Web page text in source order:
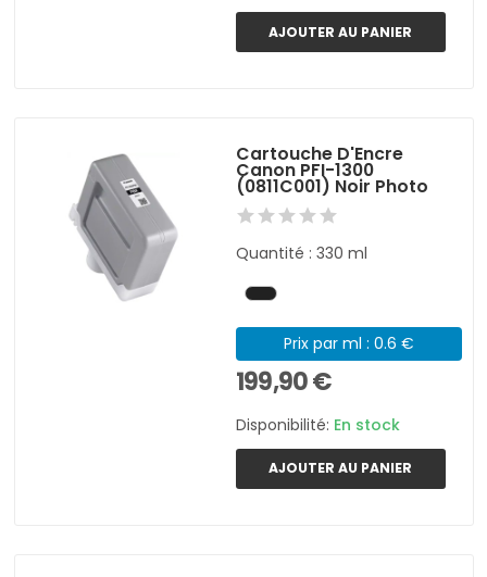
AJOUTER AU PANIER
Cartouche D'Encre
Canon PFI-1300
(0811C001) Noir Photo
Quantité : 330 ml
Prix par ml : 0.6 €
199,90 €
Disponibilité: En stock
AJOUTER AU PANIER